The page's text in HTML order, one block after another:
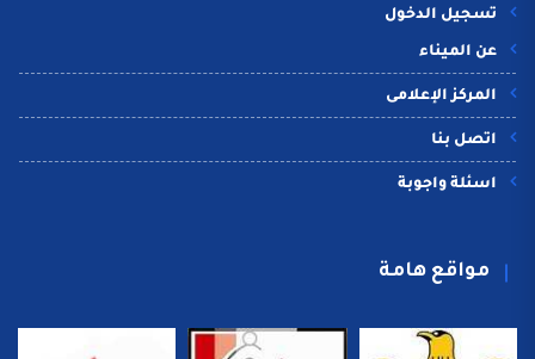
تسجيل الدخول
عن الميناء
المركز الإعلامى
اتصل بنا
اسئلة واجوبة
مواقع هامة